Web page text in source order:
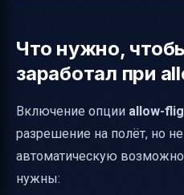
Что нужно,
заработал при
Включение опции allow-
разрешение на полёт, но
автоматическую
нужны: